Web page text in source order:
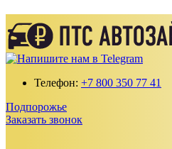
Телефон: +7 800 350 77 41
Подпорожье
Заказать звонок
Деньги под залог
Подпорожье
100% одобрение
Выдаем от 30 000
лет